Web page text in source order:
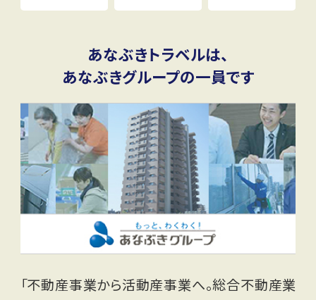
あなぶきトラベルは、
あなぶきグループの一員です
「不動産事業から活動産事業へ。総合不動産業